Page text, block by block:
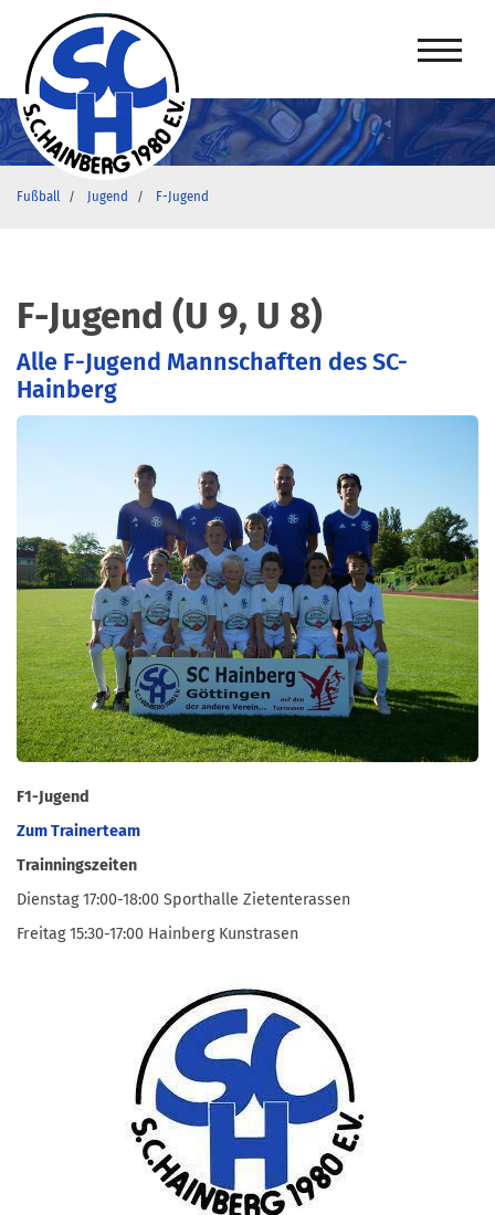
Fußball Jugend F-Jugend
F-Jugend (U 9, U 8)
Alle F-Jugend Mannschaften des SC-
Hainberg
F1-Jugend
Zum Trainerteam
Trainningszeiten
Dienstag 17:00-18:00 Sporthalle Zietenterassen
Freitag 15:30-17:00 Hainberg Kunstrasen